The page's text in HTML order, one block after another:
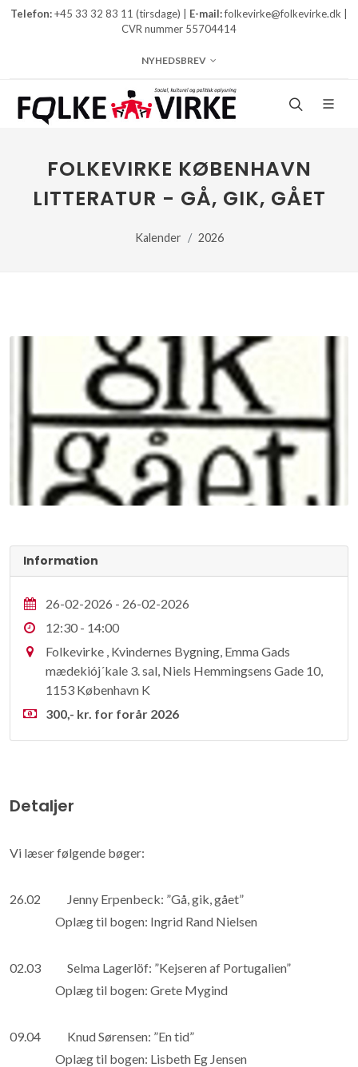
Telefon:+45 33 32 83 11 (tirsdage) | E-mail:folkevirke@folkevirke.dk |
CVR nummer 55704414
NYHEDSBREV
FOLKEVIRKE KØBENHAVN
LITTERATUR - GÅ, GIK, GÅET
Kalender 2026
Information
26-02-2026 - 26-02-2026
12:30 - 14:00
Folkevirke , Kvindernes Bygning, Emma Gads
mædekiój´kale 3. sal, Niels Hemmingsens Gade 10,
1153 København K
300,- kr. for forår 2026
Detaljer
Vi læser følgende bøger:
26.02 Jenny Erpenbeck: ”Gå, gik, gået”
Oplæg til bogen: Ingrid Rand Nielsen
02.03 Selma Lagerlöf: ”Kejseren af Portugalien”
Oplæg til bogen: Grete Mygind
09.04 Knud Sørensen: ”En tid”
Oplæg til bogen: Lisbeth Eg Jensen